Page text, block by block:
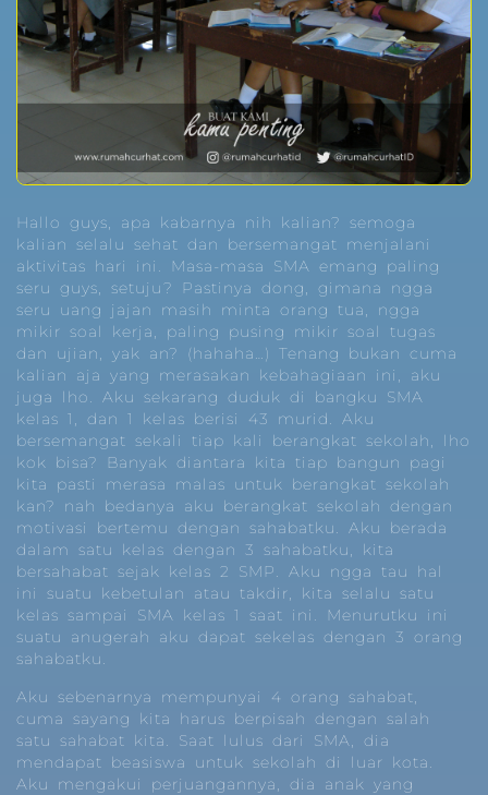
Hallo guys, apa kabarnya nih kalian? semoga
kalian selalu sehat dan bersemangat menjalani
aktivitas hari ini. Masa-masa SMA emang paling
seru guys, setuju? Pastinya dong, gimana ngga
seru uang jajan masih minta orang tua, ngga
mikir soal kerja, paling pusing mikir soal tugas
dan ujian, yak an? (hahaha…) Tenang bukan cuma
kalian aja yang merasakan kebahagiaan ini, aku
juga lho. Aku sekarang duduk di bangku SMA
kelas 1, dan 1 kelas berisi 43 murid. Aku
bersemangat sekali tiap kali berangkat sekolah, lho
kok bisa? Banyak diantara kita tiap bangun pagi
kita pasti merasa malas untuk berangkat sekolah
kan? nah bedanya aku berangkat sekolah dengan
motivasi bertemu dengan sahabatku. Aku berada
dalam satu kelas dengan 3 sahabatku, kita
bersahabat sejak kelas 2 SMP. Aku ngga tau hal
ini suatu kebetulan atau takdir, kita selalu satu
kelas sampai SMA kelas 1 saat ini. Menurutku ini
suatu anugerah aku dapat sekelas dengan 3 orang
sahabatku.
Aku sebenarnya mempunyai 4 orang sahabat,
cuma sayang kita harus berpisah dengan salah
satu sahabat kita. Saat lulus dari SMA, dia
mendapat beasiswa untuk sekolah di luar kota.
Aku mengakui perjuangannya, dia anak yang